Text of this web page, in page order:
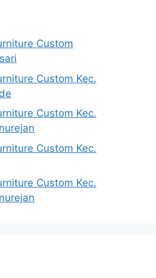
Custom
Custom Kec.
Custom Kec.
Custom Kec.
Custom Kec.